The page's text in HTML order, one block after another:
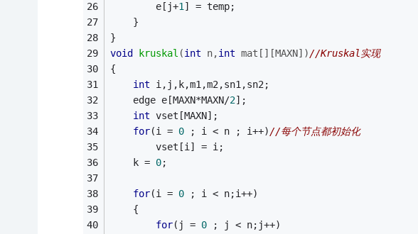
		e[j+
1 ] = temp;
	}
}
void
kruskal (int n,int mat[][MAXN])//Kruskal实现
{
int i,j,k,m1,m2,sn1,sn2;
	edge e[MAXN*MAXN/
2];
int vset[MAXN];
for(i = 0 ; i < n ; i++)//每个节点都初始化
		vset[i] = i;
	k =
0;
for(i = 0 ; i < n;i++)
	{
for(j = 0 ; j < n;j++)